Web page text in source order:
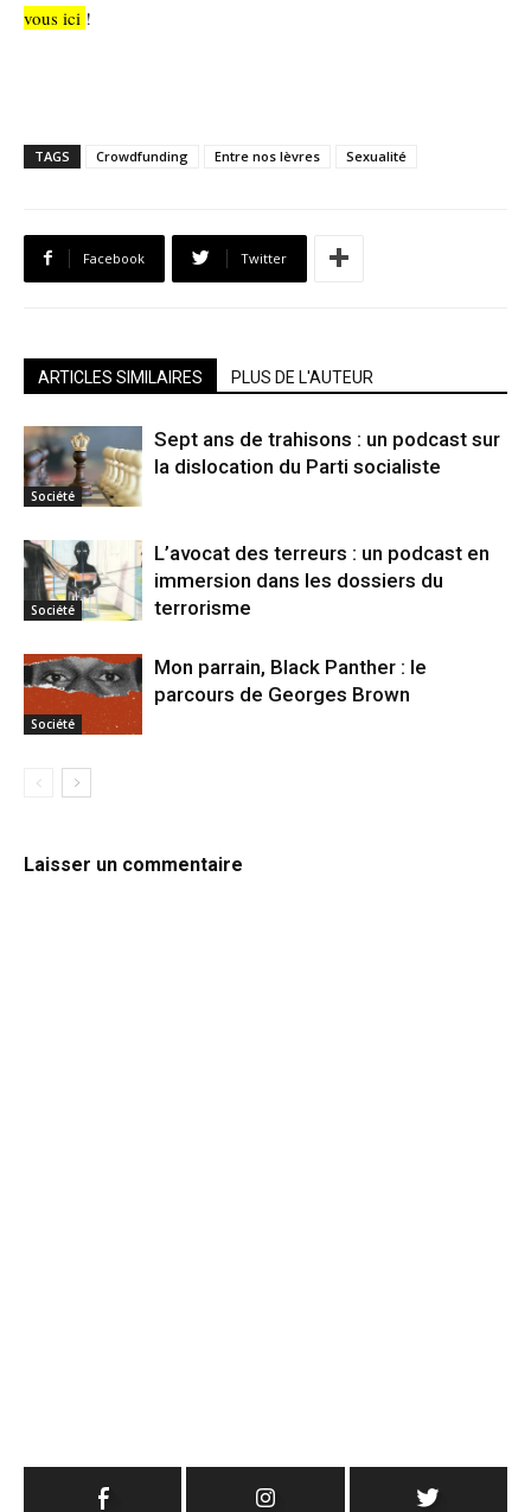
vous ici !
TAGS Crowdfunding Entre nos lèvres Sexualité
Facebook Twitter
ARTICLES SIMILAIRES PLUS DE L'AUTEUR
Société
Sept ans de trahisons : un podcast sur
la dislocation du Parti socialiste
Société
L’avocat des terreurs : un podcast en
immersion dans les dossiers du
terrorisme
Société
Mon parrain, Black Panther : le
parcours de Georges Brown
Laisser un commentaire